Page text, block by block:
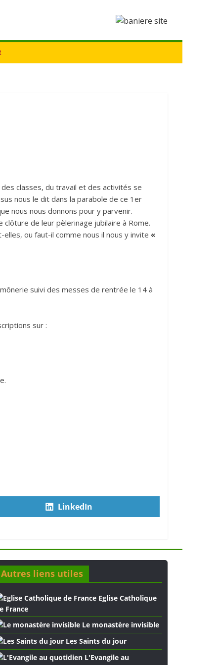
classes, du travail et des activités se
nous le dit dans la parabole de ce 1er
nous nous donnons pour y parvenir.
de leur pèlerinage jubilaire à Rome.
elles, ou faut-il comme nous il nous y invite «
suivi des messes de rentrée le 14 à
sur :
LinkedIn
Autres liens utiles
Eglise Catholique
France
Le monastère invisible
Les Saints du jour
L'Evangile au